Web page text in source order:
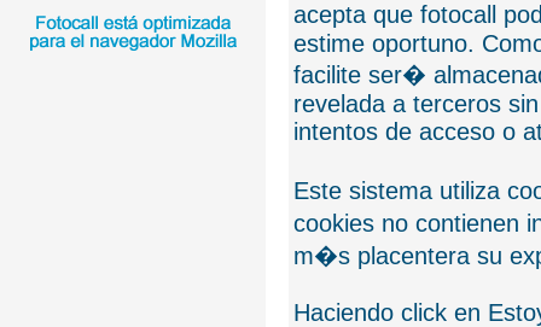
acepta que fotocall
estime oportuno.
facilite ser�
revelada a terceros
intentos de acceso o
Este sistema utiliza
cookies no contienen
m�s placentera su
Haciendo click en